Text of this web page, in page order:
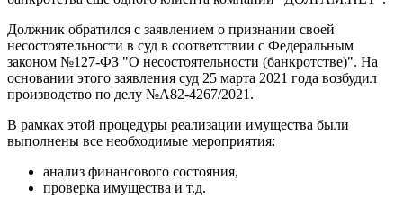
Должник обратился с заявлением о признании своей
несостоятельности в суд в соответствии с Федеральным
законом №127-ФЗ "О несостоятельности (банкротстве)". На
основании этого заявления суд 25 марта 2021 года возбудил
производство по делу №А82-4267/2021.
В рамках этой процедуры реализации имущества были
выполнены все необходимые мероприятия:
анализ финансового состояния,
проверка имущества и т.д.